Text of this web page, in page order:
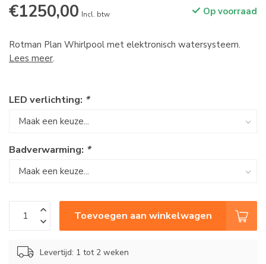
€1250,00 Incl. btw Op voorraad
Rotman Plan Whirlpool met elektronisch watersysteem.
Lees meer.
LED verlichting: *
Badverwarming: *
Toevoegen aan winkelwagen
Levertijd: 1 tot 2 weken